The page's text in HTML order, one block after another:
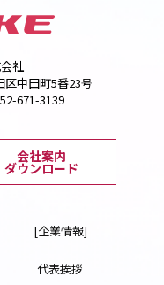
社
区中田町5番23号
671-3139
会社案内
ダウンロード
[企業情報]
代表挨拶